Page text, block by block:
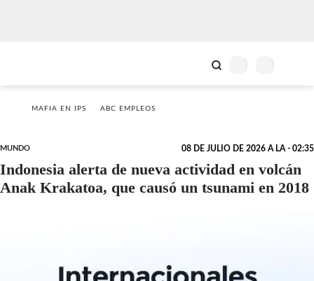
MAFIA EN IPS ABC EMPLEOS
MUNDO 08 DE JULIO DE 2026 A LA - 02:35
Indonesia alerta de nueva actividad en volcán
Anak Krakatoa, que causó un tsunami en 2018